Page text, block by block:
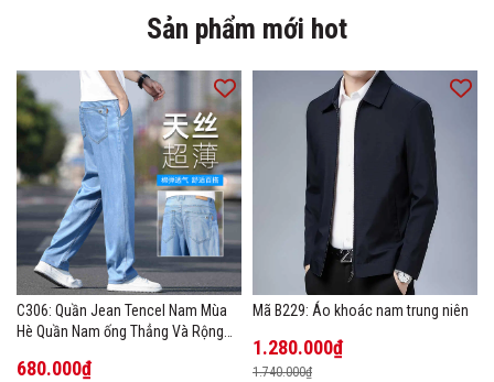
Sản phẩm mới hot
C306: Quần Jean Tencel Nam Mùa
Hè Quần Nam ống Thẳng Và Rộng
680.000₫
Mã B229: Áo khoác nam trung niên
1.280.000₫
1.740.000₫